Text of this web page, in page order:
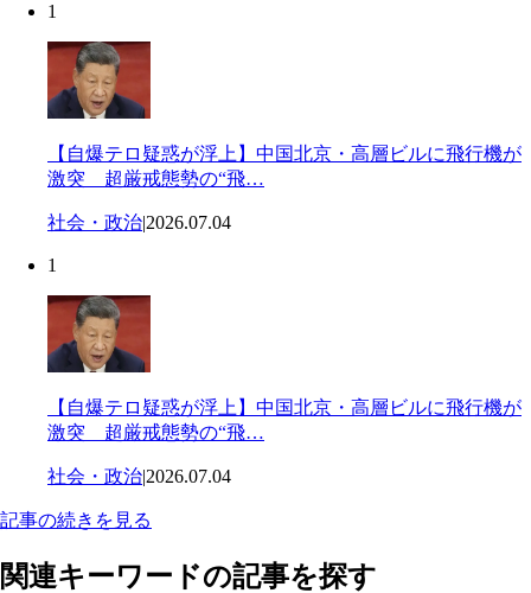
1
【自爆テロ疑惑が浮上】中国北京・高層ビルに飛行機が
激突 超厳戒態勢の“飛…
社会・政治|2026.07.04
1
【自爆テロ疑惑が浮上】中国北京・高層ビルに飛行機が
激突 超厳戒態勢の“飛…
社会・政治|2026.07.04
記事の続きを見る
関連キーワードの記事を探す